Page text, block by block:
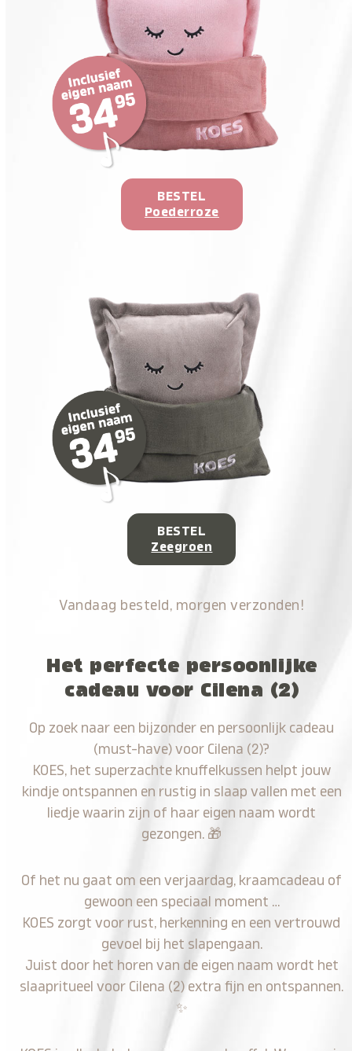
BESTEL
Poederroze
BESTEL
Zeegroen
Vandaag besteld, morgen verzonden!
Het perfecte persoonlijke
cadeau voor Cilena (2)
Op zoek naar een bijzonder en persoonlijk cadeau
(must-have) voor Cilena (2)?
KOES, het superzachte knuffelkussen helpt jouw
kindje ontspannen en rustig in slaap vallen met een
liedje waarin zijn of haar eigen naam wordt
gezongen. 🎁
Of het nu gaat om een verjaardag, kraamcadeau of
gewoon een speciaal moment …
KOES zorgt voor rust, herkenning en een vertrouwd
gevoel bij het slapengaan.
Juist door het horen van de eigen naam wordt het
slaapritueel voor Cilena (2) extra fijn en ontspannen.
✨